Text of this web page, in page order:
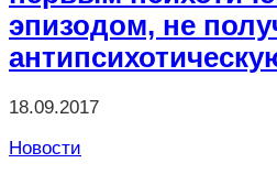
эпизодом, не
18.09.2017
Новости